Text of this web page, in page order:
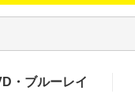
・ブルーレイ